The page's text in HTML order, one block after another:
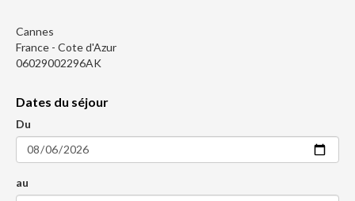
Cannes
France - Cote d'Azur
06029002296AK
Dates du séjour
Du
au